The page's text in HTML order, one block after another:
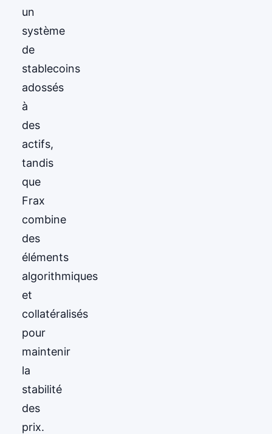
un
système
de
stablecoins
adossés
à
des
actifs,
tandis
que
Frax
combine
des
éléments
algorithmiques
et
collatéralisés
pour
maintenir
la
stabilité
des
prix.